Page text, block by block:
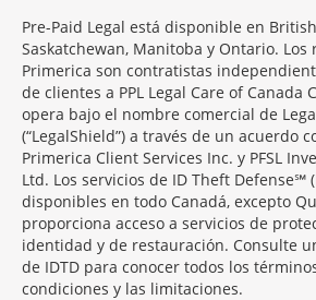
Pre-Paid Legal está disponible en
Saskatchewan, Manitoba y Ontario.
Primerica son contratistas
de clientes a PPL Legal Care of Canada
opera bajo el nombre comercial de
(“LegalShield”) a través de un acuerdo
Primerica Client Services Inc. y PFSL
Ltd. Los servicios de ID Theft Defense℠
disponibles en todo Canadá, excepto
proporciona acceso a servicios de
identidad y de restauración. Consulte
de IDTD para conocer todos los
condiciones y las limitaciones.